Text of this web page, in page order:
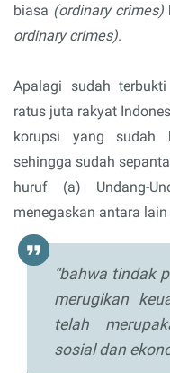
biasa (ordinary crimes)
ordinary crimes).
Apalagi sudah
ratus juta rakyat
korupsi yang sudah
sehingga sudah
huruf (a) Undang-
menegaskan antara
“bahwa tindak
merugikan
telah
sosial dan